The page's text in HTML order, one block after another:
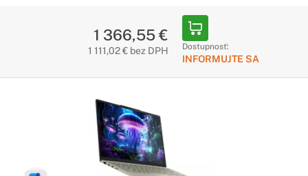
1 366,55 €
1 111,02 € bez DPH Dostupnosť:
INFORMUJTE SA